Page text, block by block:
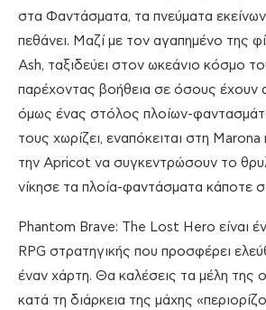
στα Φαντάσματα, τα πνεύματα
πεθάνει. Μαζί με τον αγαπημένο της
Ash, ταξιδεύει στον ωκεάνιο κόσμο
παρέχοντας βοήθεια σε όσους έχουν
όμως ένας στόλος πλοίων-
τους χωρίζει, εναπόκειται στη Marona
την Apricot να συγκεντρώσουν το
νίκησε τα πλοία-φαντάσματα κάποτε
Phantom Brave: The Lost Hero είναι
RPG στρατηγικής που προσφέρει
έναν χάρτη. Θα καλέσεις τα μέλη της
κατά τη διάρκεια της μάχης